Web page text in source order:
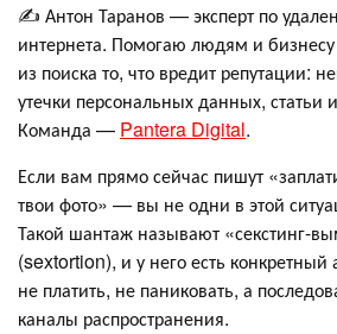
✍️ Антон Таранов — эксперт по
интернета. Помогаю людям и бизнесу
из поиска то, что вредит репутации:
утечки персональных данных, статьи
Команда — Pantera Digital.
Если вам прямо сейчас пишут
твои фото» — вы не одни в этой
Такой шантаж называют «секстинг-
(sextortion), и у него есть конкретный
не платить, не паниковать, а
каналы распространения.